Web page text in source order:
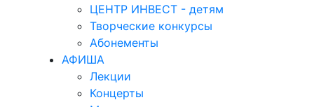
ЦЕНТР ИНВЕСТ - детям
Творческие конкурсы
Абонементы
АФИША
Лекции
Концерты